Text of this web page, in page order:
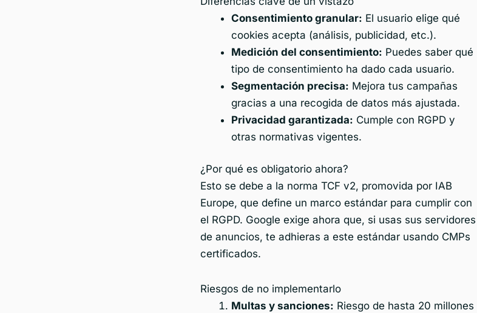
Consentimiento granular: El usuario elige qué
cookies acepta (análisis, publicidad, etc.).
Medición del consentimiento: Puedes saber qué
tipo de consentimiento ha dado cada usuario.
Segmentación precisa: Mejora tus campañas
gracias a una recogida de datos más ajustada.
Privacidad garantizada: Cumple con RGPD y
otras normativas vigentes.
¿Por qué es obligatorio ahora?
Esto se debe a la norma TCF v2, promovida por IAB
Europe, que define un marco estándar para cumplir con
el RGPD. Google exige ahora que, si usas sus servidores
de anuncios, te adhieras a este estándar usando CMPs
certificados.
Riesgos de no implementarlo
Multas y sanciones: Riesgo de hasta 20 millones